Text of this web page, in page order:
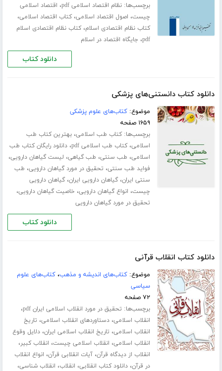
برچسب‌ها:نظام اقتصاد اسلامی pdf ، اقتصاد اسلامی
چیست، اصول اقتصاد اسلامی،کتاب اقتصاد اسلامی،
کتاب نظام اقتصادی اسلام،کتاب نظام اقتصادی اسلام
pdf، جایگاه اقتصاد در اسلام
دانلود کتاب
دانلود کتاب دانستنی‌های پزشکی
موضوع:کتاب‌های علوم پزشکی
۱۶۵۹ صفحه
برچسب‌ها:کتاب طب اسلامی،بهترین کتاب طب
اسلامی،کتاب طب اسلامی pdf ،دانلود رایگان کتاب طب
اسلامی، طب سنتی، طب گیاهی، لیست گیاهان دارویی،
فواید طب سنتی، تحقیق در مورد گیاهان دارویی، طب
سنتی ایران،گیاهان دارویی ایران،گیاهان دارویی
چیست، انواع گیاهان دارویی، خاصیت گیاهان دارویی،
تحقیق در مورد گیاهان دارویی
دانلود کتاب
دانلود کتاب انقلاب قرآنی
موضوع:کتاب‌های اندیشه و مذهب،کتاب‌های علوم
سیاسی
۷۲ صفحه
برچسب‌ها: تحقیق در مورد انقلاب اسلامی ایران pdf ،
انقلاب اسلامی،دستاوردهای انقلاب اسلامی، تاریخ
انقلاب اسلامی، تاریخ انقلاب اسلامی ایران،دلایل وقوع
انقلاب اسلامی، انقلاب اسلامی چیست، انقلاب کبیر،
انقلاب از دیدگاه قرآن،آیات انقلابی قرآن، انواع انقلاب
در قرآن،دانلود کتاب انقلابی، انقلاب، انقلاب شناسی،